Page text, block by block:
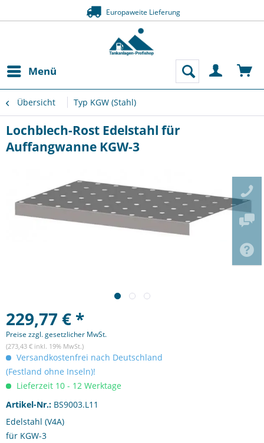
Europaweite Lieferung
Menü
Übersicht Typ KGW (Stahl)
Lochblech-Rost Edelstahl für
Auffangwanne KGW-3
229,77 € *
Preise zzgl. gesetzlicher MwSt.
(273,43 € inkl. 19% MwSt.)
Versandkostenfrei nach Deutschland
(Festland ohne Inseln)!
Lieferzeit 10 - 12 Werktage
Artikel-Nr.: BS9003.L11
Edelstahl (V4A)
für KGW-3